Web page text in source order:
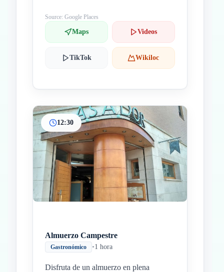
Source: Google Places
Maps Videos
TikTok Wikiloc
12:30
Almuerzo Campestre
Gastronómico •1 hora
Disfruta de un almuerzo en plena